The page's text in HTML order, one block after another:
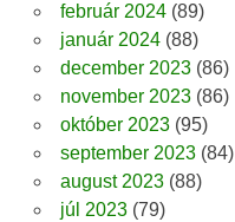
február 2024(89)
január 2024(88)
december 2023(86)
november 2023(86)
október 2023(95)
september 2023(84)
august 2023(88)
júl 2023(79)